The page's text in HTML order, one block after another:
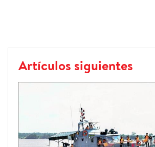
Artículos siguientes